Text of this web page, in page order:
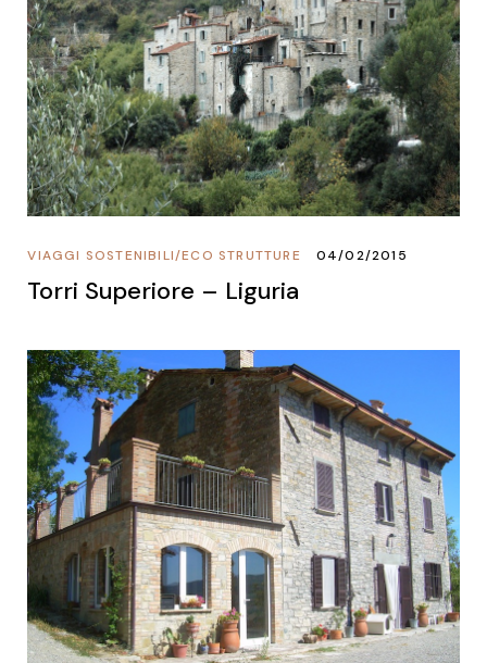
ECO STRUTTURE
/
VIAGGI SOSTENIBILI 04/02/2015
Torri Superiore – Liguria